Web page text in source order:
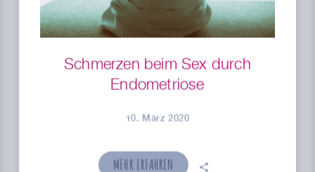
Schmerzen beim Sex durch
Endometriose
10. März 2020
MEHR ERFAHREN 🗣